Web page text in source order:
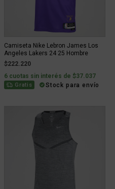
Camiseta Nike Lebron James Los
Angeles Lakers 24 25 Hombre
$222.220
6 cuotas sin interés de $37.037
Gratis Stock para envío